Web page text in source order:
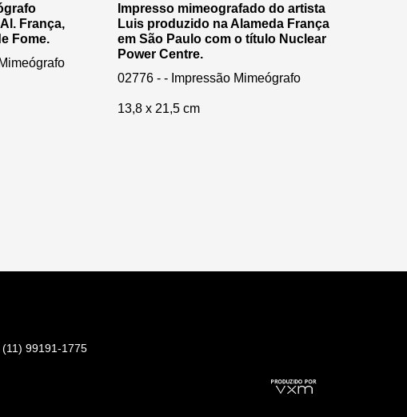
França,
Fome.
Impresso mimeografado do artista
Luis produzido na Alameda França
em São Paulo com o título Nuclear
Power Centre.
02776 - - Impressão Mimeógrafo
13,8 x 21,5 cm
(11) 99191-1775